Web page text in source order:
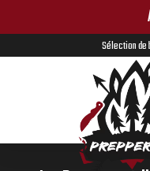
Sélection de